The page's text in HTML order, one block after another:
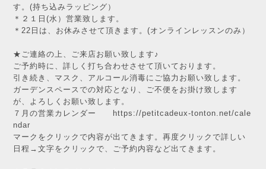
す。(持ち込みラッピング）
＊２１日(水）営業致します。
＊22日は、お休みさせて頂きます。(オンラインレッスンのみ）
★ご連絡の上、ご来店お願い致します♪
ご予約時に、詳しく打ち合わせさせて頂いております。
引き続き、マスク、アルコール消毒にご協力お願い致します。
ガーデンスペースでの対応となり、ご不便をお掛け致します
が、よろしくお願い致します。
７月の営業カレンダー
https://petitcadeux-tonton.net/cale
ndar
マークをクリックで内容が出てきます。再度クリックで詳しい
日程→文字をクリックで、ご予約内容など出てきます。